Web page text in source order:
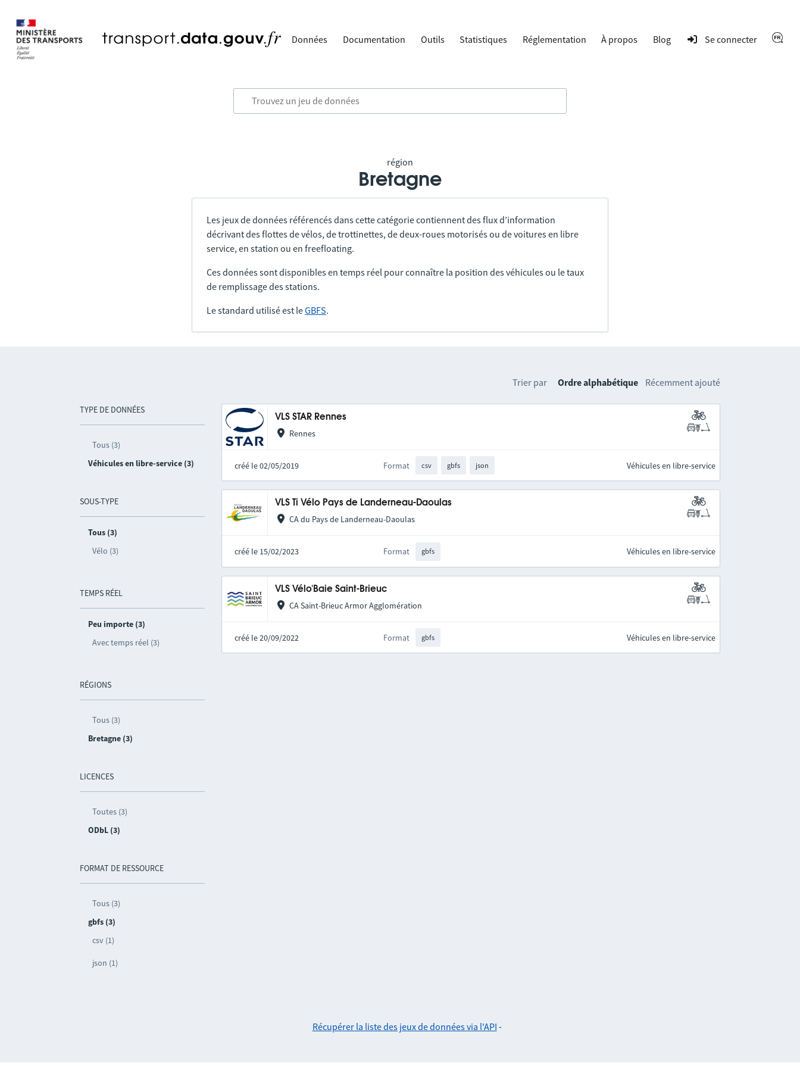
Données Documentation Outils Statistiques Réglementation À propos Blog Se connecter
région
Bretagne
Les jeux de données référencés dans cette catégorie contiennent des flux d’information
décrivant des flottes de vélos, de trottinettes, de deux-roues motorisés ou de voitures en libre
service, en station ou en freefloating.
Ces données sont disponibles en temps réel pour connaître la position des véhicules ou le taux
de remplissage des stations.
Le standard utilisé est leGBFS.
TYPE DE DONNÉES
Tous (3)
Véhicules en libre-service (3)
SOUS-TYPE
Tous (3)
Vélo (3)
TEMPS RÉEL
Peu importe (3)
Avec temps réel (3)
RÉGIONS
Tous (3)
Bretagne (3)
LICENCES
Toutes (3)
ODbL (3)
FORMAT DE RESSOURCE
Tous (3)
gbfs (3)
csv (1)
json (1)
Trier par Ordre alphabétique Récemment ajouté
VLS STAR Rennes
Rennes
créé le 02/05/2019 Format csv gbfs json Véhicules en libre-service
VLS Ti Vélo Pays de Landerneau-Daoulas
CA du Pays de Landerneau-Daoulas
créé le 15/02/2023 Format gbfs Véhicules en libre-service
VLS Vélo'Baie Saint-Brieuc
CA Saint-Brieuc Armor Agglomération
créé le 20/09/2022 Format gbfs Véhicules en libre-service
Récupérer la liste des jeux de données via l'API -